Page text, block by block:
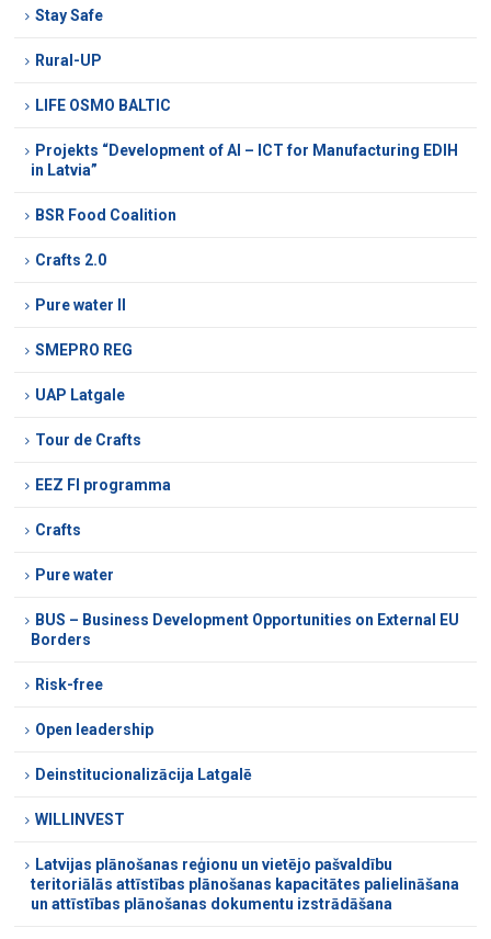
Stay Safe
Rural-UP
LIFE OSMO BALTIC
Projekts “Development of AI – ICT for Manufacturing EDIH
in Latvia”
BSR Food Coalition
Crafts 2.0
Pure water II
SMEPRO REG
UAP Latgale
Tour de Crafts
EEZ FI programma
Crafts
Pure water
BUS – Business Development Opportunities on External EU
Borders
Risk-free
Open leadership
Deinstitucionalizācija Latgalē
WILLINVEST
Latvijas plānošanas reģionu un vietējo pašvaldību
teritoriālās attīstības plānošanas kapacitātes palielināšana
un attīstības plānošanas dokumentu izstrādāšana